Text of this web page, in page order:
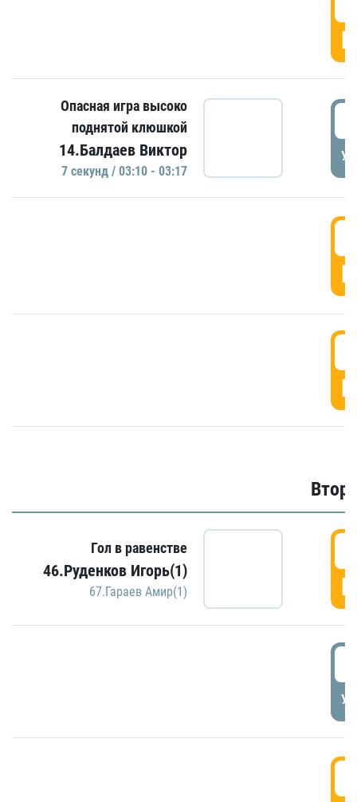
Опасная игра высоко
поднятой клюшкой
14.Балдаев Виктор
7 секунд / 03:10 - 03:17
Гол в равенстве
46.Руденков Игорь(1)
67.Гараев Амир(1)